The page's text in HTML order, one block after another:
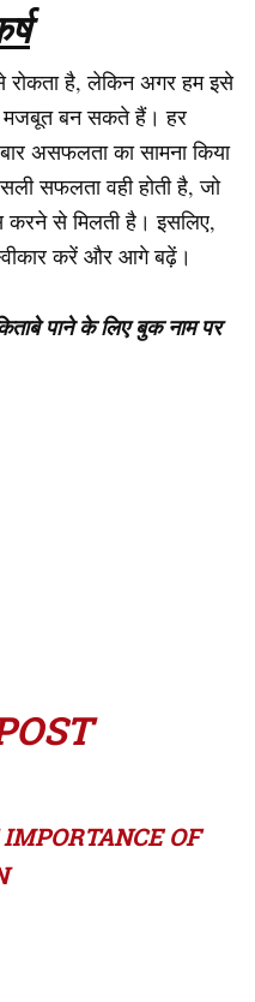
है, लेकिन अगर हम इसे
बन सकते हैं। हर
असफलता का सामना किया
सफलता वही होती है, जो
करने से मिलती है। इसलिए,
करें और आगे बढ़ें।
पाने के लिए बुक नाम पर
IMPORTANCE OF